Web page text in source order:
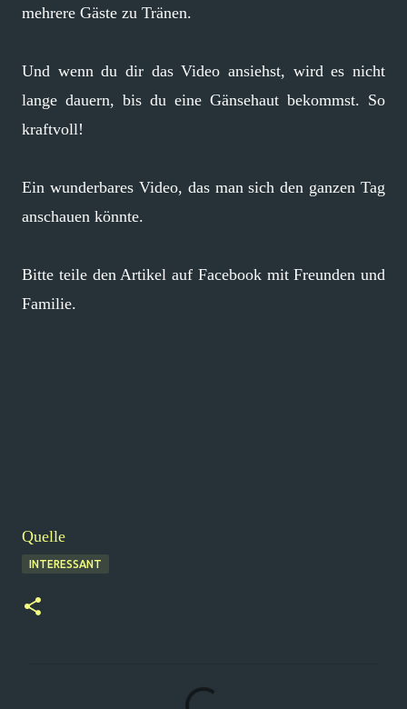
mehrere Gäste zu Tränen.
Und wenn du dir das Video ansiehst, wird es nicht
lange dauern, bis du eine Gänsehaut bekommst. So
kraftvoll!
Ein wunderbares Video, das man sich den ganzen Tag
anschauen könnte.
Bitte teile den Artikel auf Facebook mit Freunden und
Familie.
Quelle
INTERESSANT